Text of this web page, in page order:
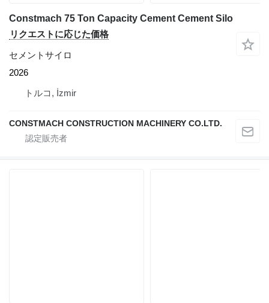
Constmach 75 Ton Capacity Cement Cement Silo
リクエストに応じた価格
セメントサイロ
2026
トルコ, İzmir
CONSTMACH CONSTRUCTION MACHINERY CO.LTD.